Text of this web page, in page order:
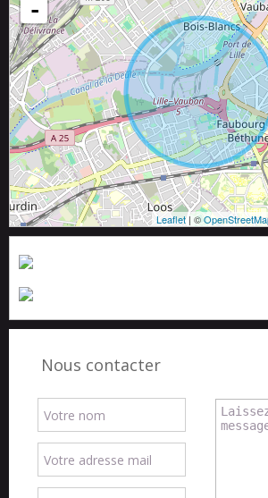
-
Leaflet| ©
Nous contacter